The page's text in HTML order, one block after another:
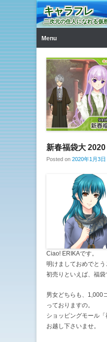
キャラフレ
二次元の住人になれる仮
Menu
新春福袋大 2020
Posted on 2020年1月3日
Ciao! ERIKAです。
明けましておめでとう
初売りといえば、福袋
男女どちらも、1,000
っておりますの。
ショッピングモール
お越し下さいませ。